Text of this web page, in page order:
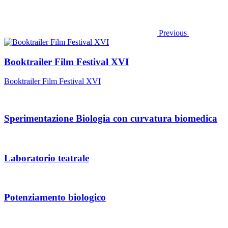
Previous
Booktrailer Film Festival XVI
Booktrailer Film Festival XVI
Sperimentazione Biologia con curvatura biomedica
Laboratorio teatrale
Potenziamento biologico